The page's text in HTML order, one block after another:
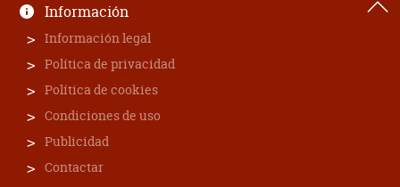
Información
Información legal
Política de privacidad
Política de cookies
Condiciones de uso
Publicidad
Contactar